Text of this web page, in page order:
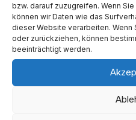
bzw. darauf zuzugreifen. Wenn
können wir Daten wie das
dieser Website verarbeiten. Wenn
oder zurückziehen, können
beeinträchtigt werden.
Nächste
Protokoll GR 16-7-